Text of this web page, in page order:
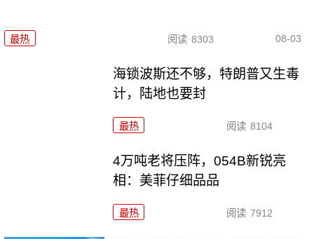
最热 阅读 8303 08-03
海锁波斯还不够，特朗普又生毒
计，陆地也要封
最热 阅读 8104
4万吨老将压阵，054B新锐亮
相：美菲仔细品品
最热 阅读 7912